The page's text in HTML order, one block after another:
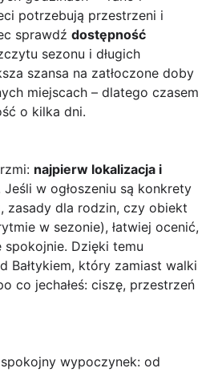
potrzebują przestrzeni i
sprawdź dostępność
sezonu i długich
szansa na zatłoczone doby
miejscach – dlatego czasem
o kilka dni.
najpierw lokalizacja i
Jeśli w ogłoszeniu są konkrety
zasady dla rodzin, czy obiekt
w sezonie), łatwiej ocenić,
Dzięki temu
Bałtykiem, który zamiast walki
co jechałeś: ciszę, przestrzeń
wypoczynek: od